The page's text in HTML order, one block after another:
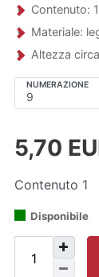
Contenuto:
Materiale:
Altezza
NUMERAZIONE
5,70
Contenuto 1
Disponibile